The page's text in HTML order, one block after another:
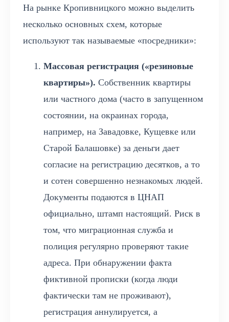
На рынке Кропивницкого можно выделить
несколько основных схем, которые
используют так называемые «посредники»:
Массовая регистрация («резиновые
квартиры»). Собственник квартиры
или частного дома (часто в запущенном
состоянии, на окраинах города,
например, на Завадовке, Кущевке или
Старой Балашовке) за деньги дает
согласие на регистрацию десятков, а то
и сотен совершенно незнакомых людей.
Документы подаются в ЦНАП
официально, штамп настоящий. Риск в
том, что миграционная служба и
полиция регулярно проверяют такие
адреса. При обнаружении факта
фиктивной прописки (когда люди
фактически там не проживают),
регистрация аннулируется, а